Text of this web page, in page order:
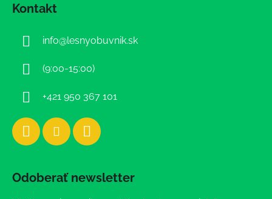
Kontakt
info@lesnyobuvnik.sk
(9:00-15:00)
+421 950 367 101
Odoberať newsletter